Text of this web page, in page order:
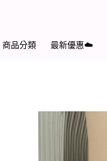
商品分類 最新優惠☁️